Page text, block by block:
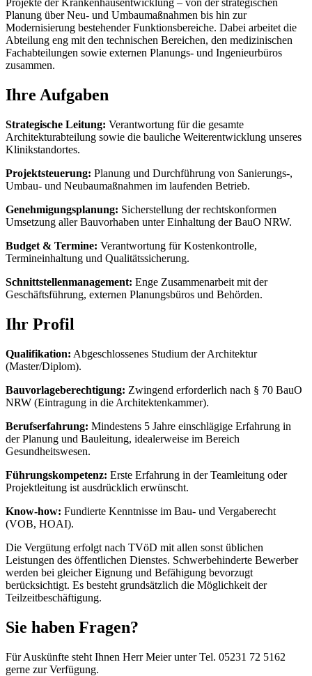
Projekte der Krankenhausentwicklung – von der strategischen
Planung über Neu- und Umbaumaßnahmen bis hin zur
Modernisierung bestehender Funktionsbereiche. Dabei arbeitet die
Abteilung eng mit den technischen Bereichen, den medizinischen
Fachabteilungen sowie externen Planungs- und Ingenieurbüros
zusammen.
Ihre Aufgaben
Strategische Leitung: Verantwortung für die gesamte
Architekturabteilung sowie die bauliche Weiterentwicklung unseres
Klinikstandortes.
Projektsteuerung: Planung und Durchführung von Sanierungs-,
Umbau- und Neubaumaßnahmen im laufenden Betrieb.
Genehmigungsplanung: Sicherstellung der rechtskonformen
Umsetzung aller Bauvorhaben unter Einhaltung der BauO NRW.
Budget & Termine: Verantwortung für Kostenkontrolle,
Termineinhaltung und Qualitätssicherung.
Schnittstellenmanagement: Enge Zusammenarbeit mit der
Geschäftsführung, externen Planungsbüros und Behörden.
Ihr Profil
Qualifikation: Abgeschlossenes Studium der Architektur
(Master/Diplom).
Bauvorlageberechtigung: Zwingend erforderlich nach § 70 BauO
NRW (Eintragung in die Architektenkammer).
Berufserfahrung: Mindestens 5 Jahre einschlägige Erfahrung in
der Planung und Bauleitung, idealerweise im Bereich
Gesundheitswesen.
Führungskompetenz: Erste Erfahrung in der Teamleitung oder
Projektleitung ist ausdrücklich erwünscht.
Know-how: Fundierte Kenntnisse im Bau- und Vergaberecht
(VOB, HOAI).
Die Vergütung erfolgt nach TVöD mit allen sonst üblichen
Leistungen des öffentlichen Dienstes. Schwerbehinderte Bewerber
werden bei gleicher Eignung und Befähigung bevorzugt
berücksichtigt. Es besteht grundsätzlich die Möglichkeit der
Teilzeitbeschäftigung.
Sie haben Fragen?
Für Auskünfte steht Ihnen Herr Meier unter Tel. 05231 72 5162
gerne zur Verfügung.